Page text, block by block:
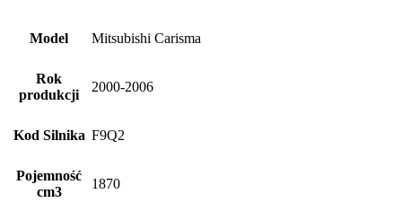
Model Mitsubishi Carisma
Rok
produkcji
2000-2006
Kod Silnika F9Q2
Pojemność
cm3
1870